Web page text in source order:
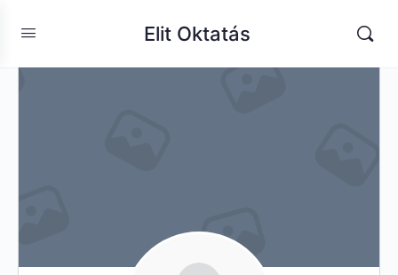
Elit Oktatás